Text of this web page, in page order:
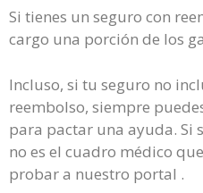
Si tienes un seguro con
cargo una porción de los
Incluso, si tu seguro no
reembolso, siempre
para pactar una ayuda. Si
no es el cuadro médico
probar a nuestro portal .